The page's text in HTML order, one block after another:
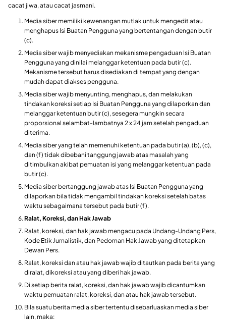
cacat jiwa, atau cacat jasmani.
Media siber memiliki kewenangan mutlak untuk mengedit atau
menghapus Isi Buatan Pengguna yang bertentangan dengan butir
(c).
Media siber wajib menyediakan mekanisme pengaduan Isi Buatan
Pengguna yang dinilai melanggar ketentuan pada butir (c).
Mekanisme tersebut harus disediakan di tempat yang dengan
mudah dapat diakses pengguna.
Media siber wajib menyunting, menghapus, dan melakukan
tindakan koreksi setiap Isi Buatan Pengguna yang dilaporkan dan
melanggar ketentuan butir (c), sesegera mungkin secara
proporsional selambat-lambatnya 2 x 24 jam setelah pengaduan
diterima.
Media siber yang telah memenuhi ketentuan pada butir (a), (b), (c),
dan (f) tidak dibebani tanggung jawab atas masalah yang
ditimbulkan akibat pemuatan isi yang melanggar ketentuan pada
butir (c).
Media siber bertanggung jawab atas Isi Buatan Pengguna yang
dilaporkan bila tidak mengambil tindakan koreksi setelah batas
waktu sebagaimana tersebut pada butir (f).
Ralat, Koreksi, dan Hak Jawab
Ralat, koreksi, dan hak jawab mengacu pada Undang-Undang Pers,
Kode Etik Jurnalistik, dan Pedoman Hak Jawab yang ditetapkan
Dewan Pers.
Ralat, koreksi dan atau hak jawab wajib ditautkan pada berita yang
diralat, dikoreksi atau yang diberi hak jawab.
Di setiap berita ralat, koreksi, dan hak jawab wajib dicantumkan
waktu pemuatan ralat, koreksi, dan atau hak jawab tersebut.
Bila suatu berita media siber tertentu disebarluaskan media siber
lain, maka: